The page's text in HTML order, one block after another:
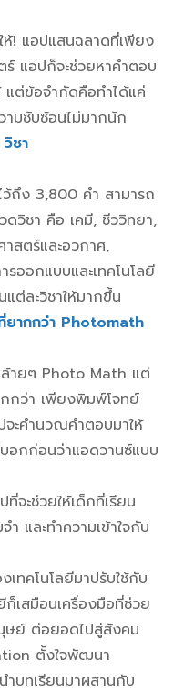
! แอปแสนฉลาดที่เพียง
แอปก็จะช่วยหาคำตอบ
แต่ข้อจำกัดคือทำได้แค่
ามซับซ้อนไม่มากนัก
ชา
ว้ถึง 3,800 คำ สามารถ
วิชา คือ เคมี, ชีววิทยา,
สตร์และอวกาศ,
ออกแบบและเทคโนโลยี
แต่ละวิชาให้มากขึ้น
ากกว่า Photomath
ายๆ Photo Math แต่
กกว่า เพียงพิมพ์โจทย์
จะคำนวณคำตอบมาให้
อกก่อนว่าแอดวานซ์แบบ
จะช่วยให้เด็กที่เรียน
และทำความเข้าใจกับ
เทคโนโลยีมาปรับใช้กับ
เสมือนเครื่องมือที่ช่วย
ย์ ต่อยอดไปสู่สังคม
ตั้งใจพัฒนา
บทเรียนมาผสานกับ